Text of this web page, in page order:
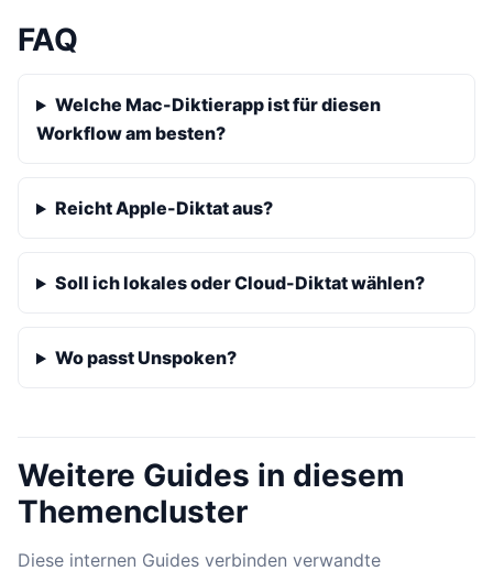
FAQ
Welche Mac-Diktierapp ist für diesen
Workflow am besten?
Reicht Apple-Diktat aus?
Soll ich lokales oder Cloud-Diktat wählen?
Wo passt Unspoken?
Weitere Guides in diesem
Themencluster
Diese internen Guides verbinden verwandte